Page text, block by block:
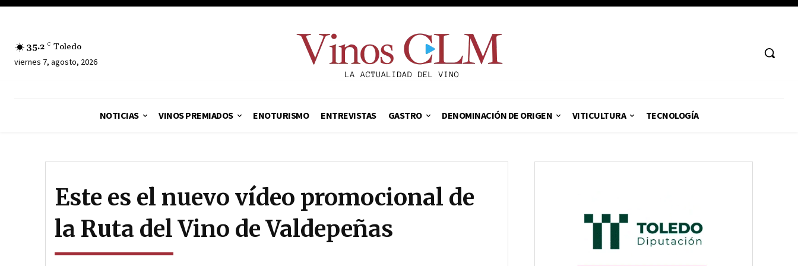
35.2 C Toledo
viernes 7, agosto, 2026
NOTICIAS VINOS PREMIADOS ENOTURISMO ENTREVISTAS GASTRO DENOMINACIÓN DE ORIGEN VITICULTURA TECNOLOGÍA
Este es el nuevo vídeo promocional de
la Ruta del Vino de Valdepeñas